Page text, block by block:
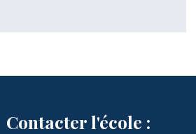
Contacter l'école :